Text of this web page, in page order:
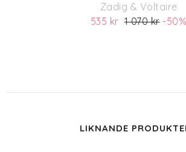
Zadig & Voltaire
535 kr1 070 kr-50%
LIKNANDE